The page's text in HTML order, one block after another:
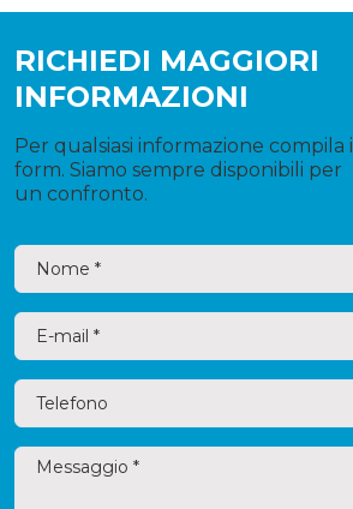
RICHIEDI MAGGIORI
INFORMAZIONI
Per qualsiasi informazione compila il
form. Siamo sempre disponibili per
un confronto.